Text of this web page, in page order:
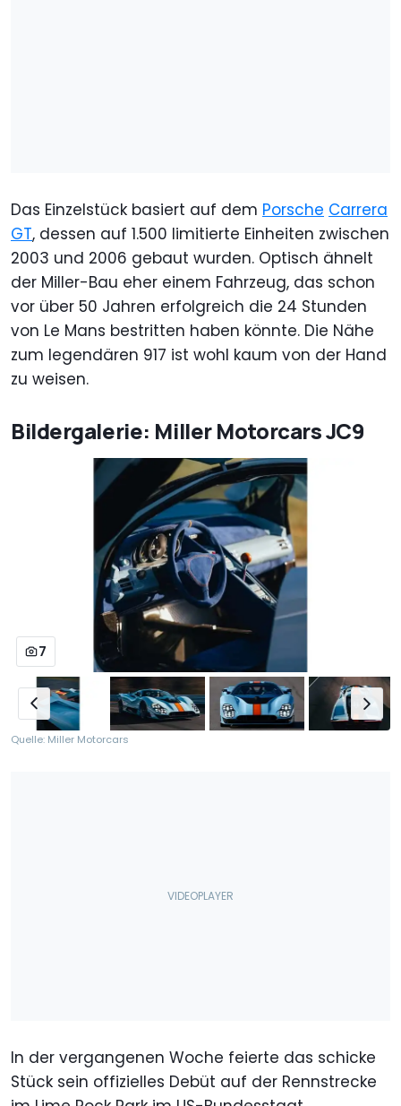
Das Einzelstück basiert auf dem Porsche Carrera
GT, dessen auf 1.500 limitierte Einheiten zwischen
2003 und 2006 gebaut wurden. Optisch ähnelt
der Miller-Bau eher einem Fahrzeug, das schon
vor über 50 Jahren erfolgreich die 24 Stunden
von Le Mans bestritten haben könnte. Die Nähe
zum legendären 917 ist wohl kaum von der Hand
zu weisen.
Bildergalerie: Miller Motorcars JC9
7
Quelle: Miller Motorcars
In der vergangenen Woche feierte das schicke
Stück sein offizielles Debüt auf der Rennstrecke